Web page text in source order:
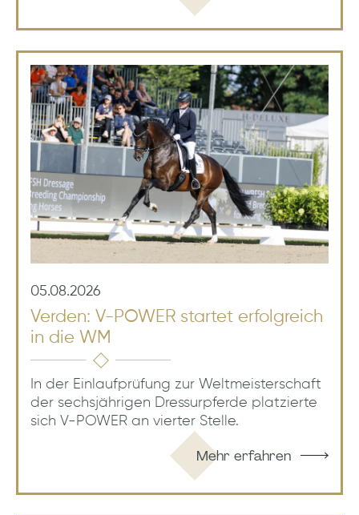
05.08.2026
Verden: V-POWER startet erfolgreich
in die WM
In der Einlaufprüfung zur Weltmeisterschaft
der sechsjährigen Dressurpferde platzierte
sich V-POWER an vierter Stelle.
Mehr erfahren